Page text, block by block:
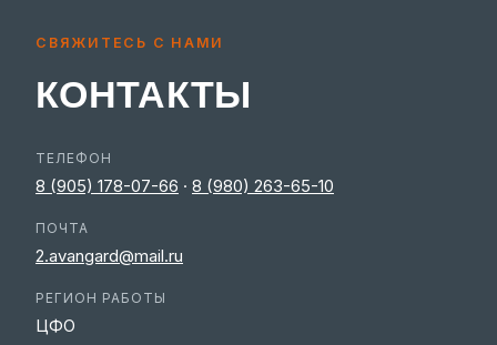
СВЯЖИТЕСЬ С НАМИ
КОНТАКТЫ
ТЕЛЕФОН
8 (905) 178-07-66 · 8 (980) 263-65-10
ПОЧТА
2.avangard@mail.ru
РЕГИОН РАБОТЫ
ЦФО